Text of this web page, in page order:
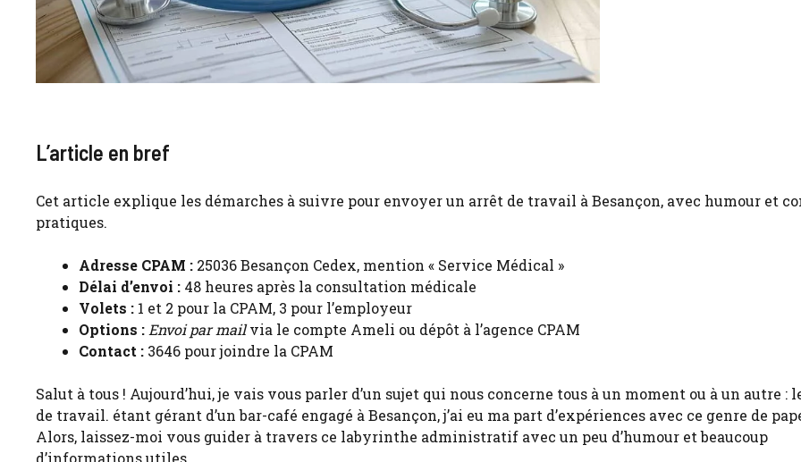
L’article en bref
Cet article explique les démarches à suivre pour envoyer un arrêt de travail à Besançon, avec humour et
pratiques.
Adresse CPAM : 25036 Besançon Cedex, mention « Service Médical »
Délai d’envoi : 48 heures après la consultation médicale
Volets : 1 et 2 pour la CPAM, 3 pour l’employeur
Options : Envoi par mailvia le compte Ameli ou dépôt à l’agence CPAM
Contact : 3646 pour joindre la CPAM
Salut à tous ! Aujourd’hui, je vais vous parler d’un sujet qui nous concerne tous à un moment ou à un autre :
de travail. étant gérant d’un bar-café engagé à Besançon, j’ai eu ma part d’expériences avec ce genre de
Alors, laissez-moi vous guider à travers ce labyrinthe administratif avec un peu d’humour et beaucoup
d’informations utiles.